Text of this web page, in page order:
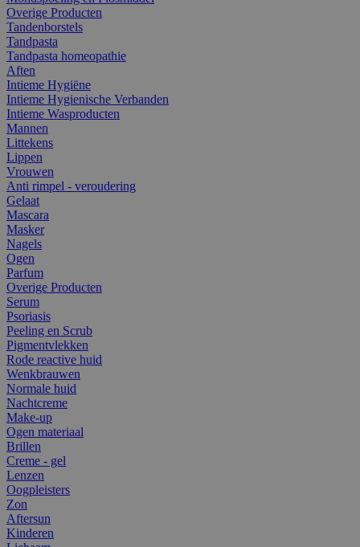
Overige Producten
Tandenborstels
Tandpasta
Tandpasta homeopathie
Aften
Intieme Hygiëne
Intieme Hygienische Verbanden
Intieme Wasproducten
Mannen
Littekens
Lippen
Vrouwen
Anti rimpel - veroudering
Gelaat
Mascara
Masker
Nagels
Ogen
Parfum
Overige Producten
Serum
Psoriasis
Peeling en Scrub
Pigmentvlekken
Rode reactive huid
Wenkbrauwen
Normale huid
Nachtcreme
Make-up
Ogen materiaal
Brillen
Creme - gel
Lenzen
Oogpleisters
Zon
Aftersun
Kinderen